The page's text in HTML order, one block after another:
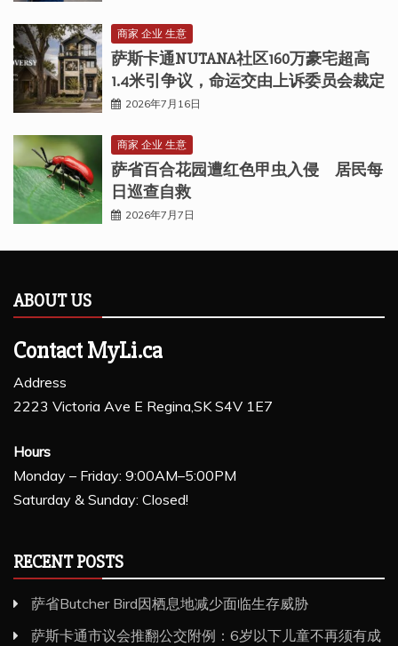
商家 企业 生意
萨斯卡通NUTANA社区160万豪宅超高
1.4米引争议，命运交由上诉委员会裁定
2026年7月16日
商家 企业 生意
萨省百合花园遭红色甲虫入侵 居民每
日巡查自救
2026年7月7日
ABOUT US
Contact MyLi.ca
Address
2223 Victoria Ave E Regina,SK S4V 1E7
Hours
Monday – Friday: 9:00AM–5:00PM
Saturday & Sunday: Closed!
RECENT POSTS
萨省Butcher Bird因栖息地减少面临生存威胁
萨斯卡通市议会推翻公交附例：6岁以下儿童不再须有成